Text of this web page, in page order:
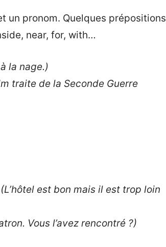
un pronom. Quelques prépositions
near, for, with…
la nage.)
traite de la Seconde Guerre
est bon mais il est trop loin
Vous l’avez rencontré ?)